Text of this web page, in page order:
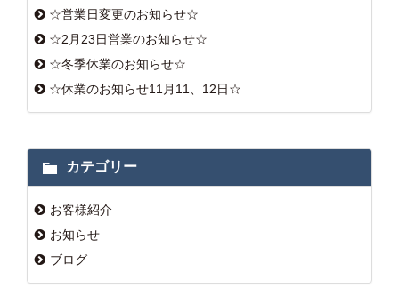
☆営業日変更のお知らせ☆
☆2月23日営業のお知らせ☆
☆冬季休業のお知らせ☆
☆休業のお知らせ11月11、12日☆
カテゴリー
お客様紹介
お知らせ
ブログ